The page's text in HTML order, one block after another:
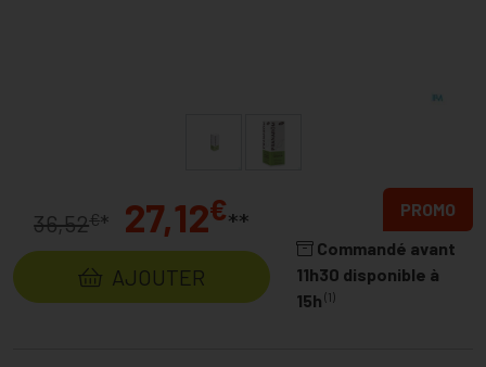
36,52€* 27,12€**
AJOUTER
PROMO
Commandé avant
11h30 disponible à
15h (1)